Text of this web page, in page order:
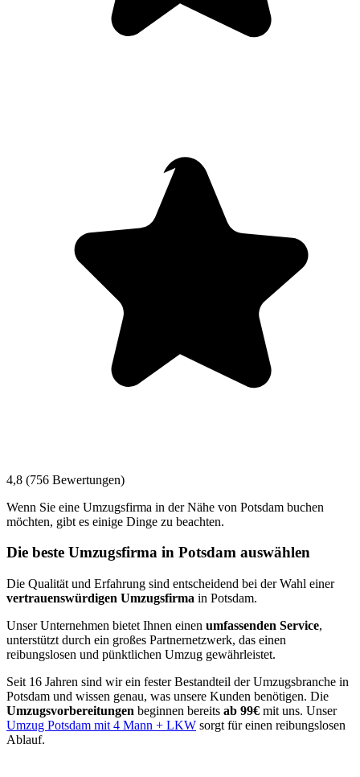
4,8 (756 Bewertungen)
Wenn Sie eine Umzugsfirma in der Nähe von Potsdam buchen
möchten, gibt es einige Dinge zu beachten.
Die beste Umzugsfirma in Potsdam auswählen
Die Qualität und Erfahrung sind entscheidend bei der Wahl einer
vertrauenswürdigen Umzugsfirma in Potsdam.
Unser Unternehmen bietet Ihnen einen umfassenden Service,
unterstützt durch ein großes Partnernetzwerk, das einen
reibungslosen und pünktlichen Umzug gewährleistet.
Seit 16 Jahren sind wir ein fester Bestandteil der Umzugsbranche in
Potsdam und wissen genau, was unsere Kunden benötigen. Die
Umzugsvorbereitungen beginnen bereits ab 99€ mit uns. Unser
Umzug Potsdam mit 4 Mann + LKW sorgt für einen reibungslosen
Ablauf.